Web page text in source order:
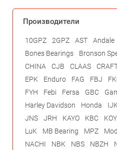
Производители
10GPZ 2GPZ AST Andale
Bones Bearings
Bronson
CHINA
CJB CLAAS
EPK
Enduro FAG FBJ
FYH
Febi Fersa GBC
Harley Davidson
Honda IJK
JNS
JRH KAYO KBC
LuK
MB Bearing MPZ
NACHI
NBK NBS NBZH